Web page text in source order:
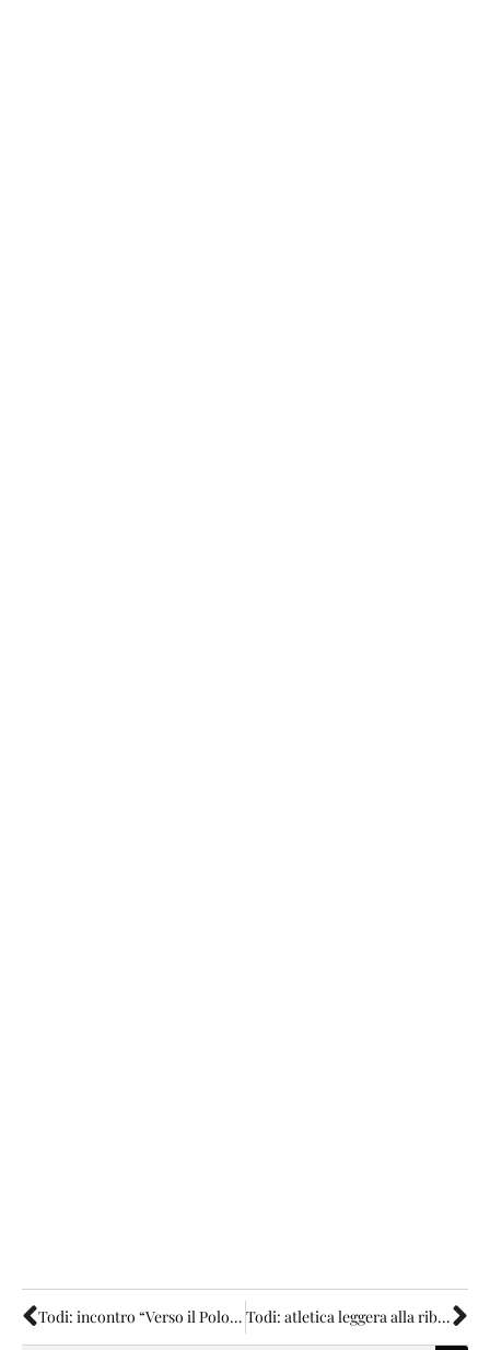
Todi: incontro “Verso il Polo museale delle Lucrezie” Todi: atletica leggera alla ribalta regionale